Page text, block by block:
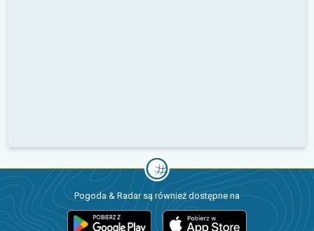
Pogoda & Radar są również dostępne na